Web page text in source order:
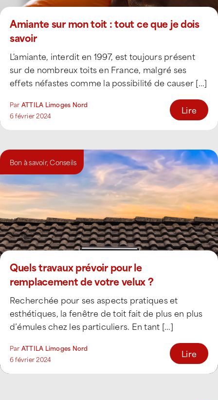
Amiante sur mon toit : tout ce que je dois
savoir
L'amiante, interdit en 1997, est toujours présent
sur de nombreux toits en France, malgré ses
effets néfastes comme la possibilité de causer [...]
Par ATTILA Limoges Nord
6 février 2024
Lire
Bon à savoir,Conseils
Quels travaux prévoir pour le
remplacement de votre velux ?
Recherchée pour ses aspects pratiques et
esthétiques, la fenêtre de toit fait de plus en plus
d’émules chez les particuliers. En tant [...]
Par ATTILA Limoges Nord
6 février 2024
Lire